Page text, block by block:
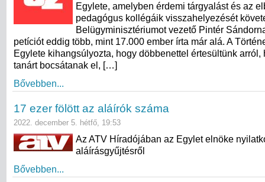
Egylete, amelyben érdemi tárgyalást és az
pedagógus kollégáik visszahelyezését
Belügyminisztériumot vezető Pintér
petíciót eddig több, mint 17.000 ember írta már alá. A
Egylete kihangsúlyozta, hogy döbbenettel értesültünk arról,
tanárt bocsátanak el, […]
Bővebben...
17 ezer fölött az aláírók száma
2022. december 5. hétfő, 19:53
Az ATV Híradójában az Egylet elnöke
aláírásgyűjtésről
Bővebben...